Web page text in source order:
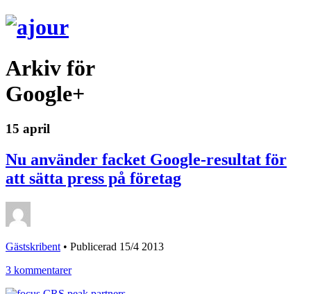
Arkiv för
Google+
15 april
Nu använder facket Google-resultat för
att sätta press på företag
Gästskribent • Publicerad 15/4 2013
3 kommentarer